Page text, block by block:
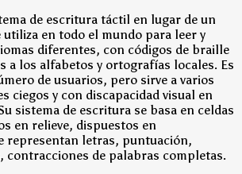
de escritura táctil en lugar de un
utiliza en todo el mundo para leer y
diferentes, con códigos de braille
a los alfabetos y ortografías locales. Es
de usuarios, pero sirve a varios
ciegos y con discapacidad visual en
sistema de escritura se basa en celdas
en relieve, dispuestos en
representan letras, puntuación,
contracciones de palabras completas.